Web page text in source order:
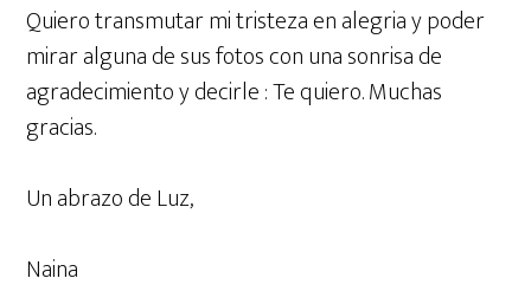
Quiero transmutar mi tristeza en alegria y poder
mirar alguna de sus fotos con una sonrisa de
agradecimiento y decirle : Te quiero. Muchas
gracias.
Un abrazo de Luz,
Naina